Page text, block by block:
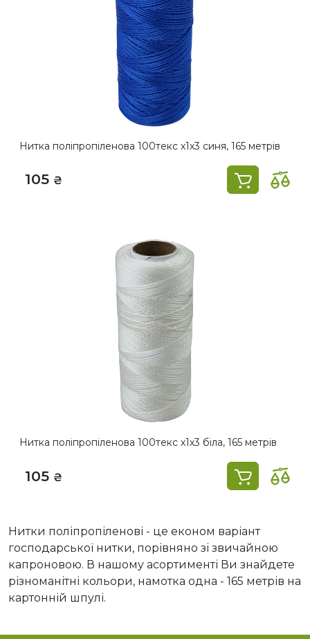
Нитка поліпропіленова 100текс х1х3 синя, 165 метрів
105 ₴
Нитка поліпропіленова 100текс х1х3 біла, 165 метрів
105 ₴
Нитки поліпропіленові - це економ варіант
господарської нитки, порівняно зі звичайною
капроновою. В нашому асортименті Ви знайдете
різноманітні кольори, намотка одна - 165 метрів на
картонній шпулі.